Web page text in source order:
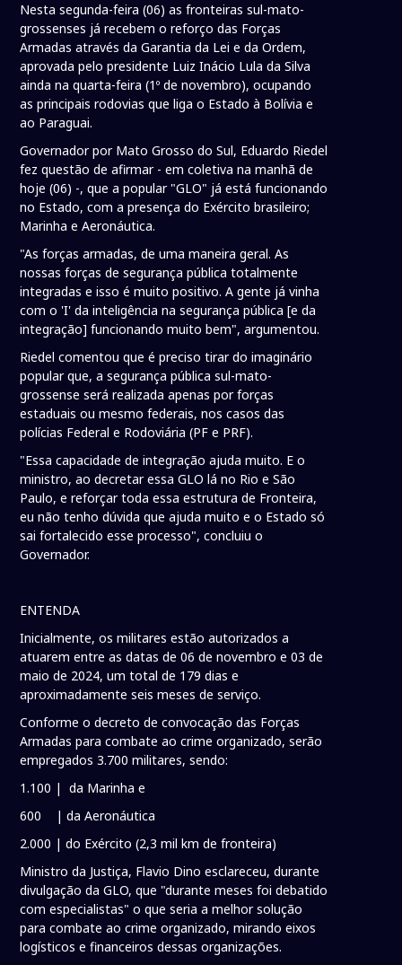
Nesta segunda-feira (06) as fronteiras sul-mato-
grossenses já recebem o reforço das Forças
Armadas através da Garantia da Lei e da Ordem,
aprovada pelo presidente Luiz Inácio Lula da Silva
ainda na quarta-feira (1º de novembro), ocupando
as principais rodovias que liga o Estado à Bolívia e
ao Paraguai.
Governador por Mato Grosso do Sul, Eduardo Riedel
fez questão de afirmar - em coletiva na manhã de
hoje (06) -, que a popular "GLO" já está funcionando
no Estado, com a presença do Exército brasileiro;
Marinha e Aeronáutica.
"As forças armadas, de uma maneira geral. As
nossas forças de segurança pública totalmente
integradas e isso é muito positivo. A gente já vinha
com o 'I' da inteligência na segurança pública [e da
integração] funcionando muito bem", argumentou.
Riedel comentou que é preciso tirar do imaginário
popular que, a segurança pública sul-mato-
grossense será realizada apenas por forças
estaduais ou mesmo federais, nos casos das
polícias Federal e Rodoviária (PF e PRF).
"Essa capacidade de integração ajuda muito. E o
ministro, ao decretar essa GLO lá no Rio e São
Paulo, e reforçar toda essa estrutura de Fronteira,
eu não tenho dúvida que ajuda muito e o Estado só
sai fortalecido esse processo", concluiu o
Governador.
ENTENDA
Inicialmente, os militares estão autorizados a
atuarem entre as datas de 06 de novembro e 03 de
maio de 2024, um total de 179 dias e
aproximadamente seis meses de serviço.
Conforme o decreto de convocação das Forças
Armadas para combate ao crime organizado, serão
empregados 3.700 militares, sendo:
1.100 | da Marinha e
600 | da Aeronáutica
2.000 | do Exército (2,3 mil km de fronteira)
Ministro da Justiça, Flavio Dino esclareceu, durante
divulgação da GLO, que "durante meses foi debatido
com especialistas" o que seria a melhor solução
para combate ao crime organizado, mirando eixos
logísticos e financeiros dessas organizações.